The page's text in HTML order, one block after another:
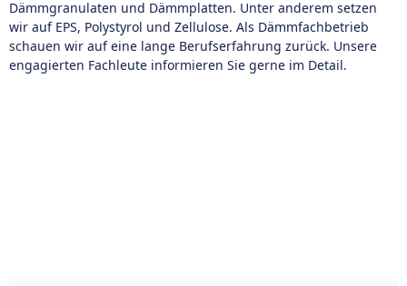
Dämmgranulaten und Dämmplatten. Unter anderem setzen
wir auf EPS, Polystyrol und Zellulose. Als Dämmfachbetrieb
schauen wir auf eine lange Berufserfahrung zurück. Unsere
engagierten Fachleute informieren Sie gerne im Detail.